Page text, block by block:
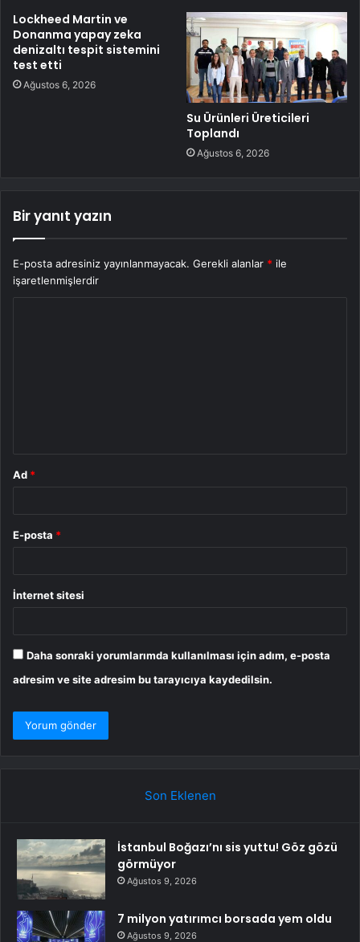
Lockheed Martin ve
Donanma yapay zeka
denizaltı tespit sistemini
test etti
Ağustos 6, 2026
Su Ürünleri Üreticileri
Toplandı
Ağustos 6, 2026
Bir yanıt yazın
E-posta adresiniz yayınlanmayacak. Gerekli alanlar * ile
işaretlenmişlerdir
Ad *
E-posta *
İnternet sitesi
Daha sonraki yorumlarımda kullanılması için adım, e-posta
adresim ve site adresim bu tarayıcıya kaydedilsin.
Son Eklenen
İstanbul Boğazı’nı sis yuttu! Göz gözü
görmüyor
Ağustos 9, 2026
7 milyon yatırımcı borsada yem oldu
Ağustos 9, 2026